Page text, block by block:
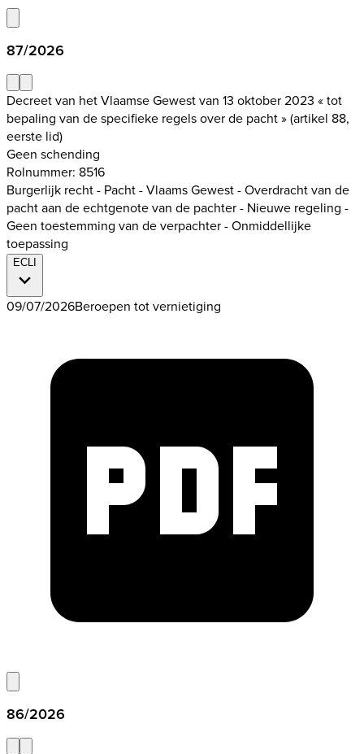
87/2026
Decreet van het Vlaamse Gewest van 13 oktober 2023 « tot
bepaling van de specifieke regels over de pacht » (artikel 88,
eerste lid)
Geen schending
Rolnummer: 8516
Burgerlijk recht - Pacht - Vlaams Gewest - Overdracht van de
pacht aan de echtgenote van de pachter - Nieuwe regeling -
Geen toestemming van de verpachter - Onmiddellijke
toepassing
ECLI
09/07/2026Beroepen tot vernietiging
86/2026